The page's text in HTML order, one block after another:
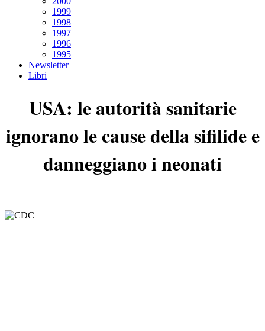
1999
1998
1997
1996
1995
Newsletter
Libri
USA: le autorità sanitarie
ignorano le cause della sifilide e
danneggiano i neonati